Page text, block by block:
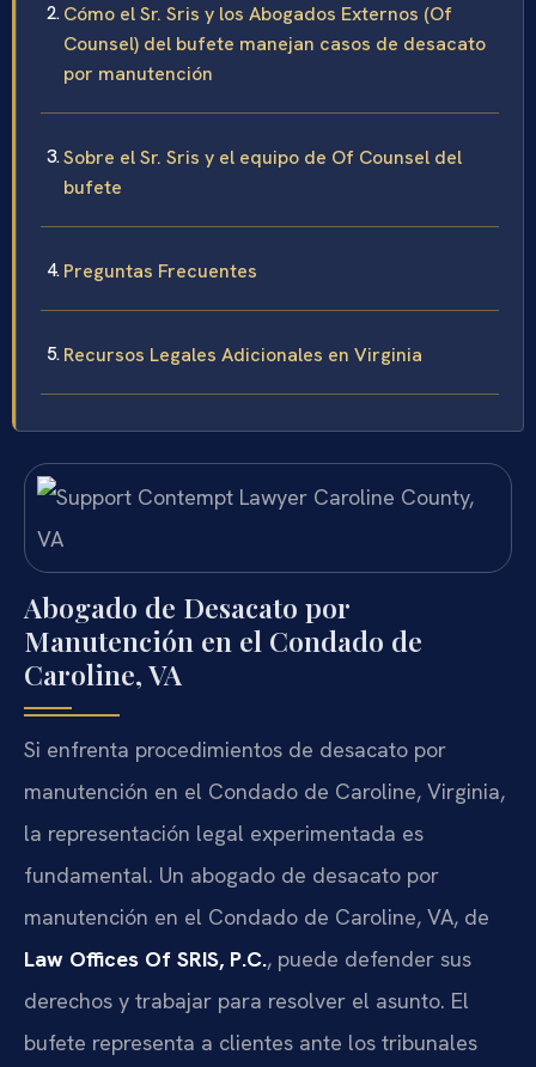
Cómo el Sr. Sris y los Abogados Externos (Of
Counsel) del bufete manejan casos de desacato
por manutención
Sobre el Sr. Sris y el equipo de Of Counsel del
bufete
Preguntas Frecuentes
Recursos Legales Adicionales en Virginia
Abogado de Desacato por
Manutención en el Condado de
Caroline, VA
Si enfrenta procedimientos de desacato por
manutención en el Condado de Caroline, Virginia,
la representación legal experimentada es
fundamental. Un abogado de desacato por
manutención en el Condado de Caroline, VA, de
Law Offices Of SRIS, P.C., puede defender sus
derechos y trabajar para resolver el asunto. El
bufete representa a clientes ante los tribunales